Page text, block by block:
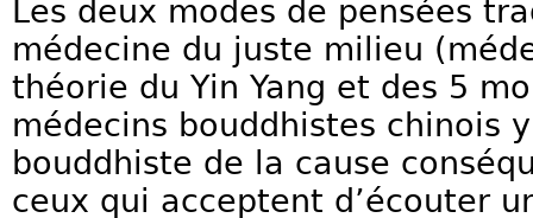
Les deux modes de pensées
médecine du juste milieu
théorie du Yin Yang et des 5
médecins bouddhistes chinois
bouddhiste de la cause
ceux qui acceptent d’écouter